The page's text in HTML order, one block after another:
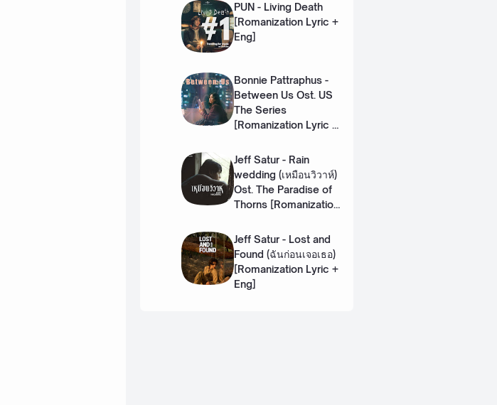
PUN - Living Death
[Romanization Lyric +
Eng]
Bonnie Pattraphus -
Between Us Ost. US
The Series
[Romanization Lyric +
Jeff Satur - Rain
wedding (เหมือนวิวาห์)
Ost. The Paradise of
Thorns [Romanization
Jeff Satur - Lost and
Found (ฉันก่อนเจอเธอ)
[Romanization Lyric +
Eng]